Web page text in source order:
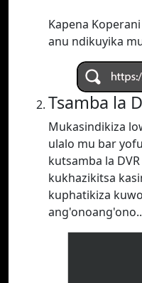
Kapena
anu ndikuyika
Tsamba la
Mukasindikiza
ulalo mu bar
kutsamba la
kukhazikitsa
kuphatikiza
ang'onoang'ono..